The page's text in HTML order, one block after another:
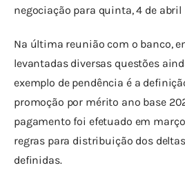
negociação para quinta, 4 de abril
Na última reunião com o banco,
levantadas diversas questões
exemplo de pendência é a
promoção por mérito ano base
pagamento foi efetuado em
regras para distribuição dos
definidas.